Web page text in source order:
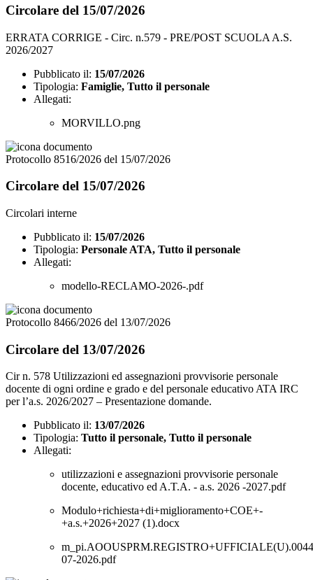
Circolare del 15/07/2026
ERRATA CORRIGE - Circ. n.579 - PRE/POST SCUOLA A.S.
2026/2027
Pubblicato il: 15/07/2026
Tipologia: Famiglie, Tutto il personale
Allegati:
MORVILLO.png
Protocollo 8516/2026 del 15/07/2026
Circolare del 15/07/2026
Circolari interne
Pubblicato il: 15/07/2026
Tipologia: Personale ATA, Tutto il personale
Allegati:
modello-RECLAMO-2026-.pdf
Protocollo 8466/2026 del 13/07/2026
Circolare del 13/07/2026
Cir n. 578 Utilizzazioni ed assegnazioni provvisorie personale
docente di ogni ordine e grado e del personale educativo ATA IRC
per l’a.s. 2026/2027 – Presentazione domande.
Pubblicato il: 13/07/2026
Tipologia: Tutto il personale, Tutto il personale
Allegati:
utilizzazioni e assegnazioni provvisorie personale
docente, educativo ed A.T.A. - a.s. 2026 -2027.pdf
Modulo+richiesta+di+miglioramento+COE+-
+a.s.+2026+2027 (1).docx
07-2026.pdf